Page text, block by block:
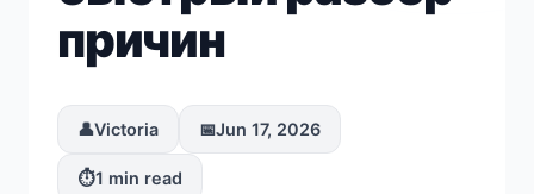
причин
👤Victoria 📅Jun 17, 2026
⏱️1 min read